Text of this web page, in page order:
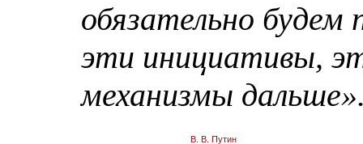
обязательно будем
эти инициативы,
механизмы
В. В. Путин